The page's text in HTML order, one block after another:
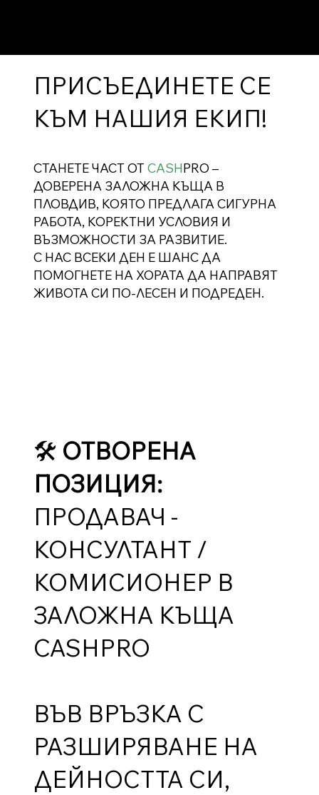
ПРИСЪЕДИНЕТЕ СЕ
КЪМ НАШИЯ ЕКИП!
СТАНЕТЕ ЧАСТ ОТCASHPRO –
ДОВЕРЕНА ЗАЛОЖНА КЪЩА В
ПЛОВДИВ, КОЯТО ПРЕДЛАГА СИГУРНА
РАБОТА, КОРЕКТНИ УСЛОВИЯ И
ВЪЗМОЖНОСТИ ЗА РАЗВИТИЕ.
С НАС ВСЕКИ ДЕН Е ШАНС ДА
ПОМОГНЕТЕ НА ХОРАТА ДА НАПРАВЯТ
ЖИВОТА СИ ПО-ЛЕСЕН И ПОДРЕДЕН.
🛠️ ОТВОРЕНА
ПОЗИЦИЯ:
ПРОДАВАЧ -
КОНСУЛТАНТ /
КОМИСИОНЕР В
ЗАЛОЖНА КЪЩА
CASHPRO
ВЪВ ВРЪЗКА С
РАЗШИРЯВАНЕ НА
ДЕЙНОСТТА СИ,